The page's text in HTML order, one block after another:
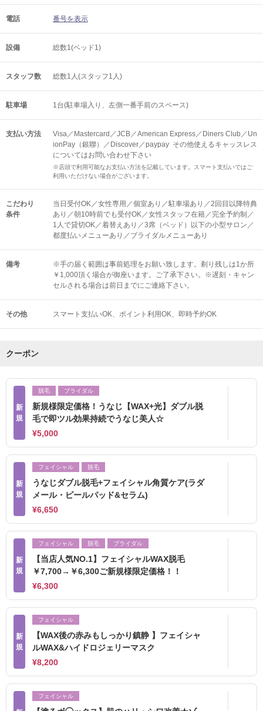
電話 番号を表示
設備 総数1(ベッド1)
スタッフ数 総数1人(スタッフ1人)
駐車場 1台(駐車場入り、左側一番手前のスペース)
支払い方法
Visa／Mastercard／JCB／American Express／Diners Club／Un
ionPay（銀聯）／Discover／paypay その他使えるキャッスレス
についてはお問い合わせ下さい
※店頭で利用可能なお支払い方法を記載しています。スマート支払いではご
利用いただけない場合がございます。
こだわり
条件
当日受付OK／女性専用／個室あり／駐車場あり／2回目以降特典
あり／朝10時前でも受付OK／女性スタッフ在籍／完全予約制／
1人で貸切OK／着替えあり／3席（ベッド）以下の小型サロン／
都度払いメニューあり／ブライダルメニューあり
備考
※手の届く範囲は事前処理をお願い致します。剃り残しは1か所
￥1,000頂く場合が御座います。ご了承下さい。※遅刻・キャン
セルされる場合は前日までにご連絡下さい。
その他 スマート支払いOK ポイント利用OK 即時予約OK
クーポン
新
規
脱毛 ブライダル
新規様限定価格！うなじ【WAX+光】ダブル脱
毛で即ツル効果持続でうなじ美人☆
¥5,000
新
規
フェイシャル 脱毛
うなじダブル脱毛+フェイシャル角質ケア(ラダ
メール・ピールパッド&セラム)
¥6,650
新
規
フェイシャル 脱毛 ブライダル
【当店人気NO.1】フェイシャルWAX脱毛
￥7,700→￥6,300ご新規様限定価格！！
¥6,300
新
規
フェイシャル
【WAX後の赤みもしっかり鎮静 】フェイシャ
ルWAX&ハイドロジェリーマスク
¥8,200
フェイシャル